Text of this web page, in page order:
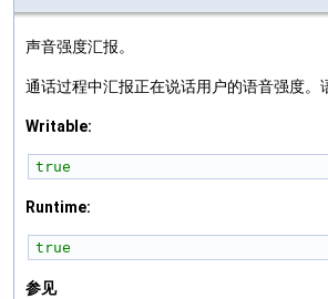
声音强度汇报。
通话过程中汇报正在说话用户的语音强度。
Writable:
true
Runtime:
true
参见